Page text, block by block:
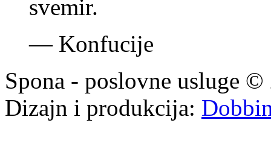
svemir.
—Konfucije
Spona - poslovne usluge
Dizajn i produkcija: